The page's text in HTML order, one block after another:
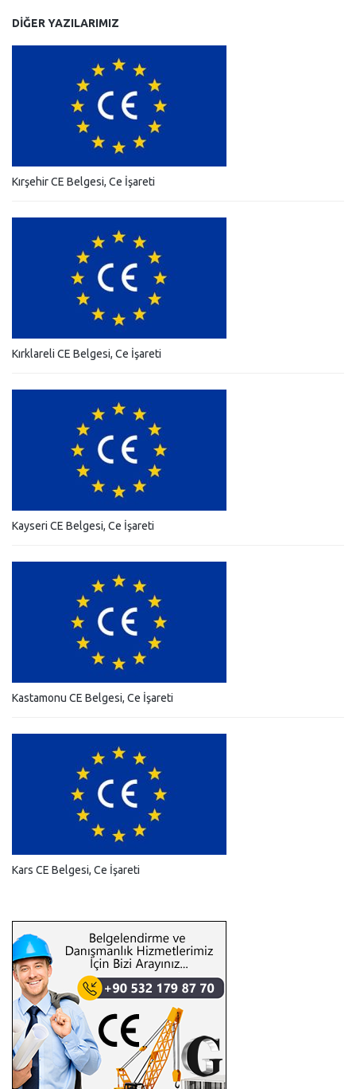
DIĞER YAZILARIMIZ
Kırşehir CE Belgesi, Ce İşareti
Kırklareli CE Belgesi, Ce İşareti
Kayseri CE Belgesi, Ce İşareti
Kastamonu CE Belgesi, Ce İşareti
Kars CE Belgesi, Ce İşareti